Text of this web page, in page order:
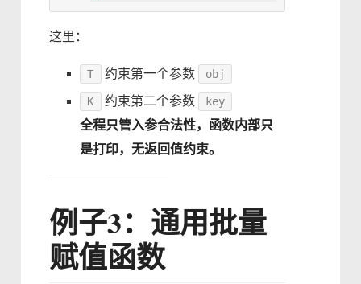
这里：
T 约束第一个参数 obj
K 约束第二个参数 key
全程只管入参合法性，函数内部只
是打印，无返回值约束。
例子3：通用批量
赋值函数